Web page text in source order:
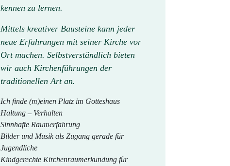
kennen zu lernen.
Mittels kreativer Bausteine kann jeder
neue Erfahrungen mit seiner Kirche vor
Ort machen. Selbstverständlich bieten
wir auch Kirchenführungen der
traditionellen Art an.
Ich finde (m)einen Platz im Gotteshaus
Haltung – Verhalten
Sinnhafte Raumerfahrung
Bilder und Musik als Zugang gerade für
Jugendliche
Kindgerechte Kirchenraumerkundung für